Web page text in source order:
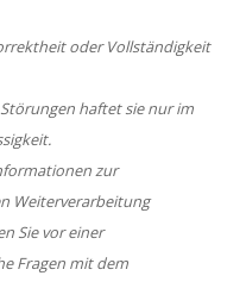
oder Vollständigkeit
haftet sie nur im
zur
Weiterverarbeitung
Sie vor einer
Fragen mit dem